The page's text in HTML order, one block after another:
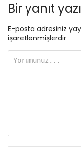
Bir yanıt
E-posta adresiniz
işaretlenmişlerdir